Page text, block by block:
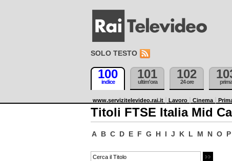
SOLO TESTO
100
indice
101
ultim'ora
102
24 ore prima
www.servizitelevideo.rai.it Lavoro Cinema
Titoli FTSE Italia Mid
A B C D E F G H I J K L M N O P